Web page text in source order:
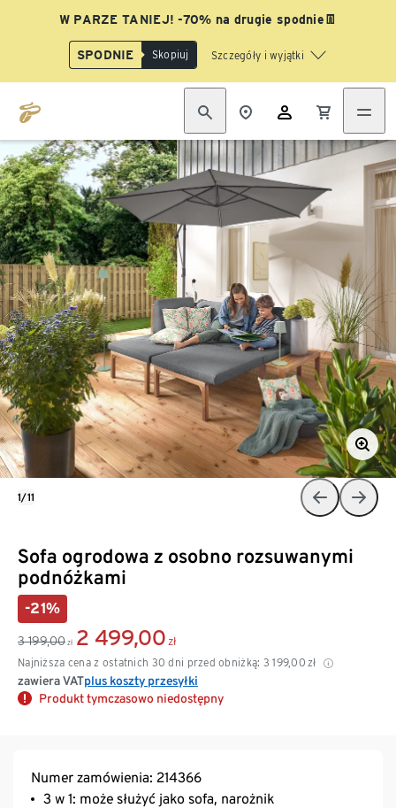
W PARZE TANIEJ! -70% na drugie spodnie👖
SPODNIE Skopiuj Szczegóły i wyjątki
Sofa ogrodowa z osobno rozsuwanymi
podnóżkami
-21%
3 199,00 zł 2 499,00 zł
Najniższa cena z ostatnich 30 dni przed obniżką: 3 199,00 zł
zawiera VATplus koszty przesyłki
Produkt tymczasowo niedostępny
1/11
Numer zamówienia: 214366
3 w 1: może służyć jako sofa, narożnik